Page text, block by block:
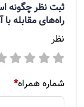
ثبت نظرچگونه
راه‌های مقابله با
نظر
شماره همراه*